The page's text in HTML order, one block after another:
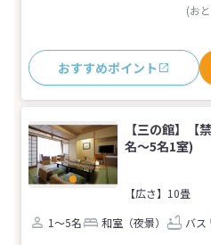
(お
おすすめポイント
【三の館】【
名～5名1室)
【広さ】10畳
1～5名
和室（夜景） バス